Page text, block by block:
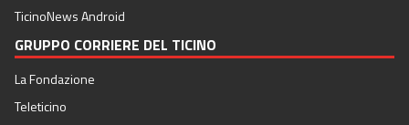
TicinoNews Android
GRUPPO CORRIERE DEL TICINO
La Fondazione
Teleticino